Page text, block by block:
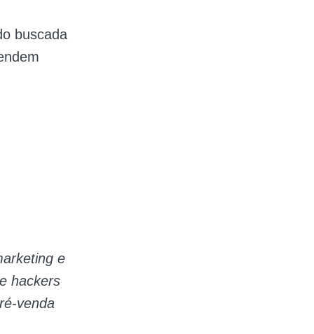
buscada
e
hackers
venda